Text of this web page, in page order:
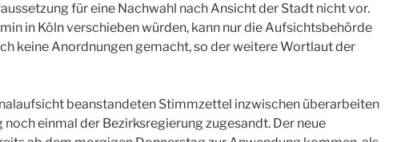
für eine Nachwahl nach Ansicht der Stadt nicht vor.
in Köln verschieben würden, kann nur die Aufsichtsbehörde
keine Anordnungen gemacht, so der weitere Wortlaut der
beanstandeten Stimmzettel inzwischen überarbeiten
einmal der Bezirksregierung zugesandt. Der neue